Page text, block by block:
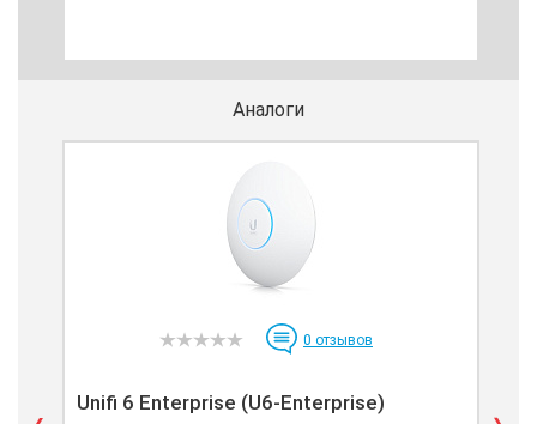
Аналоги
0 отзывов
Unifi 6 Enterprise (U6-Enterprise)